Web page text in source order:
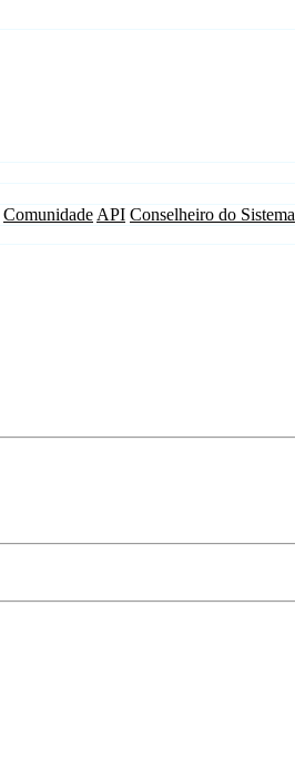
Comunidade API Conselheiro do Sistema